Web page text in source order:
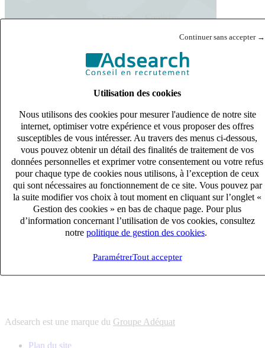
Continuer sans accepter →
Utilisation des cookies
Nous utilisons des cookies pour mesurer l'audience de notre site
internet, optimiser votre expérience et vous proposer des offres
susceptibles de vous intéresser. Au travers des menus ci-dessous,
vous pouvez obtenir un détail des finalités de traitement de vos
données personnelles et exprimer votre consentement ou votre refus
pour chaque type de cookies nous utilisons, à l’exception de ceux
qui sont nécessaires au fonctionnement de ce site. Vous pouvez par
la suite modifier vos choix à tout moment en cliquant sur l’onglet «
Gestion des cookies » en bas de chaque page. Pour plus
d’information concernant l’utilisation de vos cookies, consultez
notre politique de gestion des cookies
ParamétrerTout accepter
Français English
s'adapter à vos besoin en recrutement
10 univers
connaître votre secteur et ses enjeux
12 bureaux en France
proximité avec nos clients et nos talents
6 solutions
s'adapter à vos besoin en recrutement
10 univers
connaître votre secteur et ses enjeux
proximité avec nos clients et nos talents
Adsearch est une marque du Groupe Adéquat
Plan du site